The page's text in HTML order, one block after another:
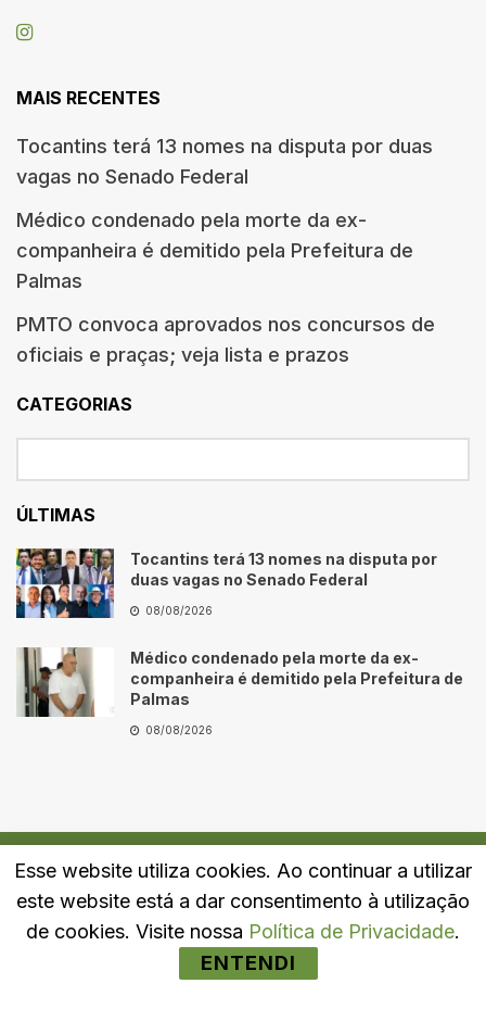
MAIS RECENTES
Tocantins terá 13 nomes na disputa por duas
vagas no Senado Federal
Médico condenado pela morte da ex-
companheira é demitido pela Prefeitura de
Palmas
PMTO convoca aprovados nos concursos de
oficiais e praças; veja lista e prazos
CATEGORIAS
ÚLTIMAS
Tocantins terá 13 nomes na disputa por
duas vagas no Senado Federal
08/08/2026
Médico condenado pela morte da ex-
companheira é demitido pela Prefeitura de
Palmas
08/08/2026
Quem Somos Fale Conosco Política de Privacidade
Esse website utiliza cookies. Ao continuar a utilizar
este website está a dar consentimento à utilização
de cookies. Visite nossa Política de Privacidade.
ENTENDI